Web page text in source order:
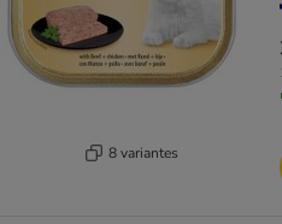
8 variantes